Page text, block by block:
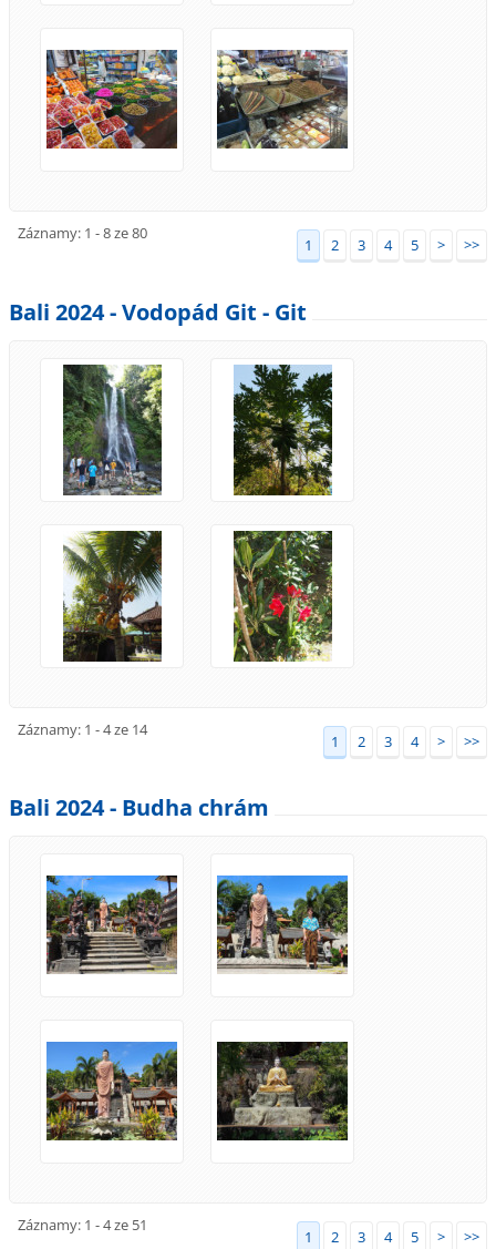
Záznamy: 1 - 8 ze 80
1 2 3 4 5 > >>
Bali 2024 - Vodopád Git - Git
Záznamy: 1 - 4 ze 14
1 2 3 4 > >>
Bali 2024 - Budha chrám
Záznamy: 1 - 4 ze 51
1 2 3 4 5 > >>